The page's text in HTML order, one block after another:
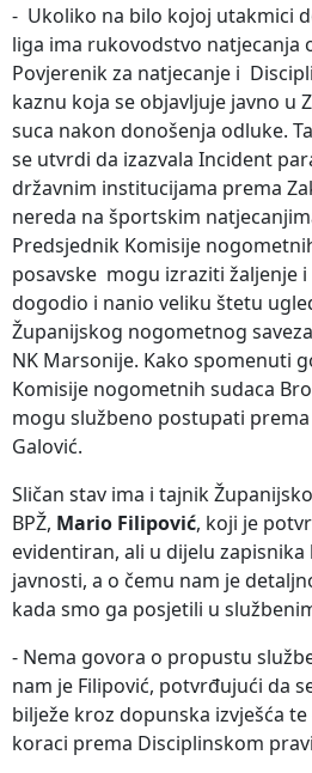
- Ukoliko na bilo kojoj utakmici
liga ima rukovodstvo natjecanja
Povjerenik za natjecanje i
kaznu koja se objavljuje javno u
suca nakon donošenja odluke.
se utvrdi da izazvala Incident
državnim institucijama prema
nereda na športskim
Predsjednik Komisije
posavske mogu izraziti žaljenje
dogodio i nanio veliku štetu
Županijskog nogometnog
NK Marsonije. Kako spomenuti
Komisije nogometnih sudaca
mogu službeno postupati
Galović.
Sličan stav ima i tajnik
BPŽ, Mario Filipović, koji je
evidentiran, ali u dijelu
javnosti, a o čemu nam je
kada smo ga posjetili u
- Nema govora o propustu
nam je Filipović, potvrđujući da
bilježe kroz dopunska izvješća
koraci prema Disciplinskom